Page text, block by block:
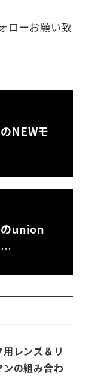
ローお願い致
NEWモ
のunion
…
レンズ＆リ
の組み合わ